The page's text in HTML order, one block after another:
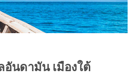
นดามัน เมืองใต้